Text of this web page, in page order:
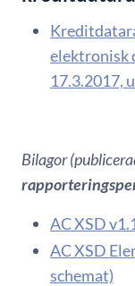
elektronisk
17.3.2017,
Bilagor
AC XSD
AC XSD
schemat)